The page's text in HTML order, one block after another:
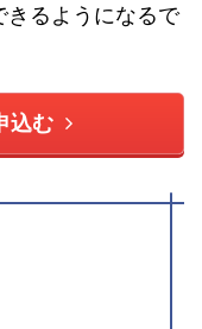
きるようになるで
込む